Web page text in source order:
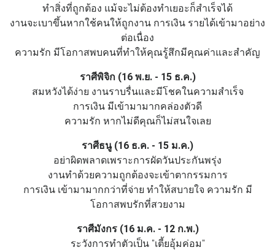
ทำสิ่งที่ถูกต้อง แม้จะไม่ต้องทำเยอะก็สำเร็จได้
งานจะเบาขึ้นหากใช้คนให้ถูกงาน การเงิน รายได้เข้ามาอย่าง
ต่อเนื่อง
ความรัก มีโอกาสพบคนที่ทำให้คุณรู้สึกมีคุณค่าและสำคัญ
ราศีพิจิก (16 พ.ย. - 15 ธ.ค.)
สมหวังได้ง่าย งานราบรื่นและมีโชคในความสำเร็จ
การเงิน มีเข้ามามากคล่องตัวดี
ความรัก หากไม่ดีคุณก็ไม่สนใจเลย
ราศีธนู (16 ธ.ค. - 15 ม.ค.)
อย่าผิดพลาดเพราะการผัดวันประกันพรุ่ง
งานทำด้วยความถูกต้องจะเข้าตากรรมการ
การเงิน เข้ามามากกว่าที่จ่าย ทำให้สบายใจ ความรัก มี
โอกาสพบรักที่สวยงาม
ราศีมังกร (16 ม.ค. - 12 ก.พ.)
ระวังการทำตัวเป็น "เตี้ยอุ้มค่อม"